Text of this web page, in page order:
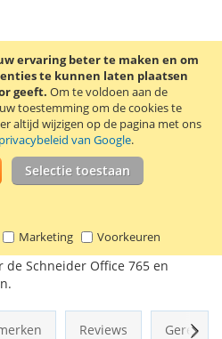
ervaring beter te maken en om
te kunnen laten plaatsen
geeft. Om te voldoen aan de
toestemming om de cookies te
altijd wijzigen op de pagina met ons
privacybeleid van Google.
Selectie toestaan
Marketing Voorkeuren
VERLANGLIJST
TE VERGELIJKEN
met een blauwe schrijfkleur.
schrijfbreedte. De vulling
Schneider Office 765 en
Reviews